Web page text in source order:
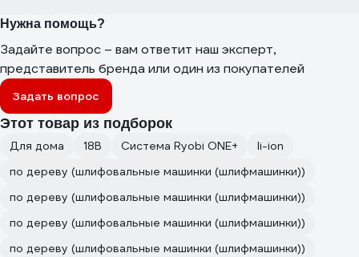
Нужна помощь?
Задайте вопрос – вам ответит наш эксперт,
представитель бренда или один из покупателей
Задать вопрос
Этот товар из подборок
Для дома 18В Система Ryobi ONE+
li-ion
по дереву (шлифовальные машинки (шлифмашинки))
по дереву (шлифовальные машинки (шлифмашинки))
по дереву (шлифовальные машинки (шлифмашинки))
по дереву (шлифовальные машинки (шлифмашинки))